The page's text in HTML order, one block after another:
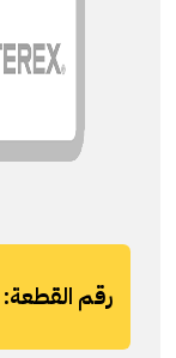
رقم القطعة: